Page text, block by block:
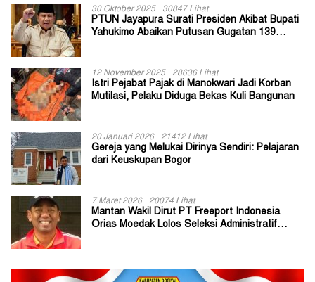
30 Oktober 2025 30847 Lihat
PTUN Jayapura Surati Presiden Akibat Bupati
Yahukimo Abaikan Putusan Gugatan 139
12 November 2025 28636 Lihat
Istri Pejabat Pajak di Manokwari Jadi Korban
Mutilasi, Pelaku Diduga Bekas Kuli Bangunan
20 Januari 2026 21412 Lihat
Gereja yang Melukai Dirinya Sendiri: Pelajaran
dari Keuskupan Bogor
7 Maret 2026 20074 Lihat
Mantan Wakil Dirut PT Freeport Indonesia
Orias Moedak Lolos Seleksi Administratif